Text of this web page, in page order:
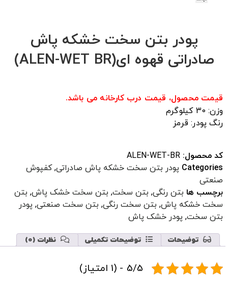
پودر بتن سخت خشکه پاش
صادراتی قهوه ای(ALEN-WET BR)
قیمت محصول، قیمت درب کارخانه می باشد.
وزن: 30 کیلوگرم
رنگ پودر: قرمز
کد محصول: ALEN-WET-BR
Categories پودر بتن سخت خشکه پاش صادراتی,کفپوش
صنعتی
برچسب ها بتن رنگی, بتن سخت, بتن سخت خشک پاش, بتن
سخت خشکه پاش, بتن سخت رنگی, بتن سخت صنعتی, پودر
بتن سخت, پودر خشک پاش
توضیحات توضیحات تکمیلی نظرات (0)
5/5 - (1 امتیاز)